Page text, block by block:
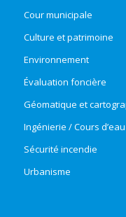
Cour municipale
Culture et patrimoine
Environnement
Évaluation foncière
Géomatique et
Ingénierie / Cours
Sécurité incendie
Urbanisme